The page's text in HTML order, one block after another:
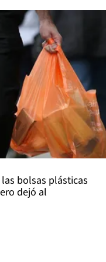
bolsas plásticas
dejó al